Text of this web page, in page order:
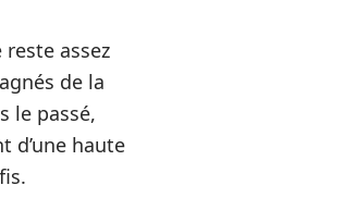
assez
de la
le passé,
d’une haute